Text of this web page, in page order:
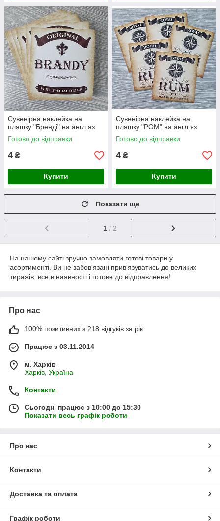
Сувенірна наклейка на
пляшку "Бренді" на англ.яз
Готово до відправки
4 ₴
Купити
Сувенірна наклейка на
пляшку "РОМ" на англ.яз
Готово до відправки
4 ₴
Купити
Показати ще
1 / 2
На нашому сайті зручно замовляти готові товари у
асортименті. Ви не забов'язані прив'язуватись до великих
тиражів, все в наявності і готове до відправлення!
Про нас
100% позитивних з 218 відгуків за рік
Працює з 03.11.2014
м. Харків
Харків, Україна
Контакти
Сьогодні працює з 10:00 до 15:30
Показати весь графік роботи
Про нас
Контакти
Доставка та оплата
Графік роботи